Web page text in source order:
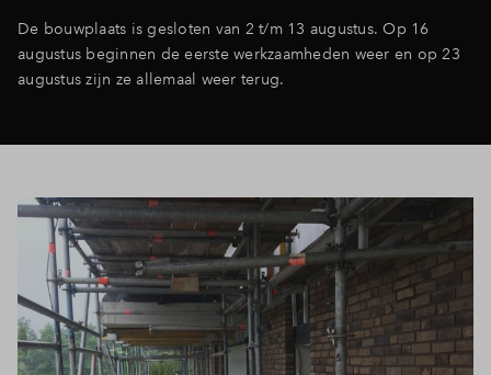
De bouwplaats is gesloten van 2 t/m 13 augustus. Op 16
augustus beginnen de eerste werkzaamheden weer en op 23
augustus zijn ze allemaal weer terug.